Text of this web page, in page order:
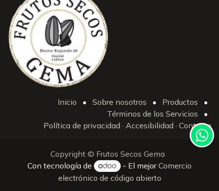
Inicio • Sobre nosotros • Productos
•
Términos de los Servicios
•
Política de privacidad · Accesibilidad · Contacto
Copyright © Frutos Secos Gema
Con tecnología de
- El mejorComercio
electrónico de código abierto